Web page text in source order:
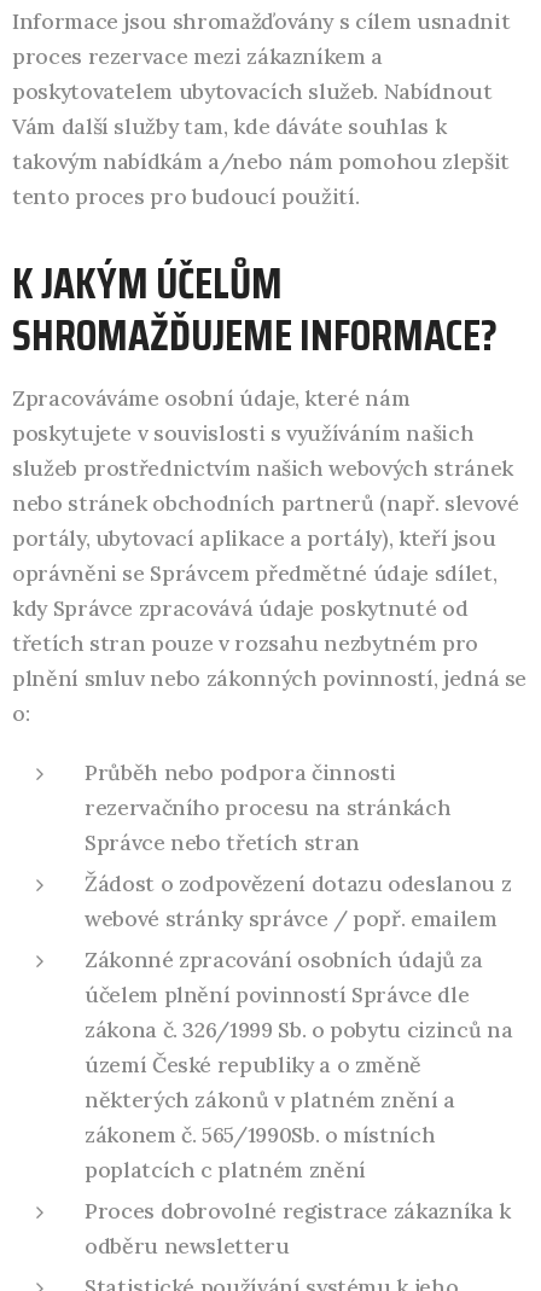
Informace jsou shromažďovány s cílem usnadnit
proces rezervace mezi zákazníkem a
poskytovatelem ubytovacích služeb. Nabídnout
Vám další služby tam, kde dáváte souhlas k
takovým nabídkám a/nebo nám pomohou zlepšit
tento proces pro budoucí použití.
K JAKÝM ÚČELŮM
SHROMAŽĎUJEME INFORMACE?
Zpracováváme osobní údaje, které nám
poskytujete v souvislosti s využíváním našich
služeb prostřednictvím našich webových stránek
nebo stránek obchodních partnerů (např. slevové
portály, ubytovací aplikace a portály), kteří jsou
oprávněni se Správcem předmětné údaje sdílet,
kdy Správce zpracovává údaje poskytnuté od
třetích stran pouze v rozsahu nezbytném pro
plnění smluv nebo zákonných povinností, jedná se
o:
Průběh nebo podpora činnosti
rezervačního procesu na stránkách
Správce nebo třetích stran
Žádost o zodpovězení dotazu odeslanou z
webové stránky správce / popř. emailem
Zákonné zpracování osobních údajů za
účelem plnění povinností Správce dle
zákona č. 326/1999 Sb. o pobytu cizinců na
území České republiky a o změně
některých zákonů v platném znění a
zákonem č. 565/1990Sb. o místních
poplatcích c platném znění
Proces dobrovolné registrace zákazníka k
odběru newsletteru